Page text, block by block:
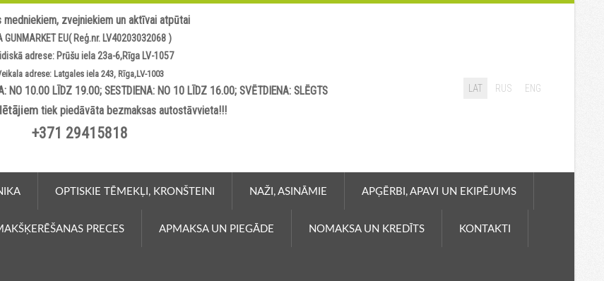
medniekiem, zvejniekiem un aktīvai atpūtai
GUNMARKET EU( Reģ.nr. LV40203032068 )
adrese: Prūšu iela 23a-6,Rīga LV-1057
adrese: Latgales iela 243, Rīga,LV-1003
NO 10.00 LĪDZ 19.00; SESTDIENA: NO 10 LĪDZ 16.00; SVĒTDIENA: SLĒGTS
tiek piedāvāta bezmaksas autostāvvieta!!!
+371 29415818
LAT RUS ENG
OPTISKIE TĒMEKĻI, KRONŠTEINI NAŽI, ASINĀMIE APĢĒRBI, APAVI UN EKIPĒJUMS
PRECES APMAKSA UN PIEGĀDE NOMAKSA UN KREDĪTS KONTAKTI